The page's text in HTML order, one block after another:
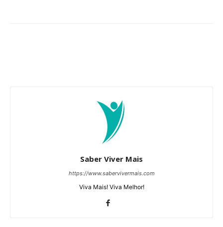
Saber Viver Mais
https://www.sabervivermais.com
Viva Mais! Viva Melhor!